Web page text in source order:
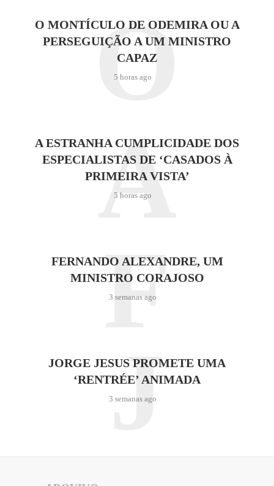
O MONTÍCULO DE ODEMIRA OU A
PERSEGUIÇÃO A UM MINISTRO
CAPAZ
5 horas ago
O
A ESTRANHA CUMPLICIDADE DOS
ESPECIALISTAS DE ‘CASADOS À
PRIMEIRA VISTA’
5 horas ago
A
FERNANDO ALEXANDRE, UM
MINISTRO CORAJOSO
3 semanas ago
F
JORGE JESUS PROMETE UMA
‘RENTRÉE’ ANIMADA
3 semanas ago
J